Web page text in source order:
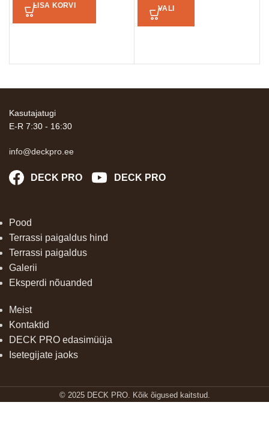
LISA KORVI VALI
Kasutajatugi
E-R 7:30 - 16:30
info@deckpro.ee
DECK PRO DECK PRO
Pood
Terrassi paigaldus hind
Terrassi paigaldus
Galerii
Eksperdi nõuanded
Meist
Kontaktid
DECK PRO edasimüüja
Isetegijate jaoks